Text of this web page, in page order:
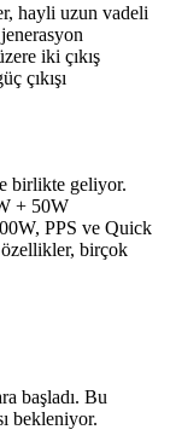
hayli uzun vadeli
iki çıkış
çıkışı
birlikte geliyor.
+ 50W
PPS ve Quick
birçok
başladı. Bu
bekleniyor.